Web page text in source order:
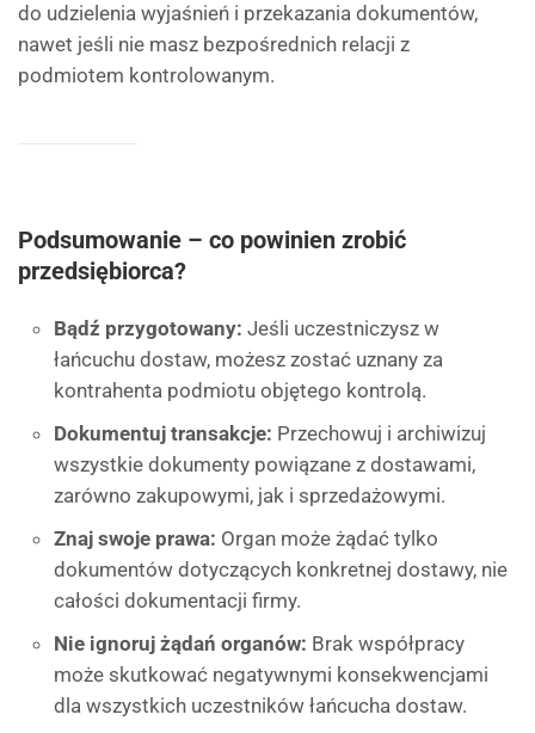
do udzielenia wyjaśnień i przekazania dokumentów,
nawet jeśli nie masz bezpośrednich relacji z
podmiotem kontrolowanym.
Podsumowanie – co powinien zrobić
przedsiębiorca?
Bądź przygotowany: Jeśli uczestniczysz w
łańcuchu dostaw, możesz zostać uznany za
kontrahenta podmiotu objętego kontrolą.
Dokumentuj transakcje: Przechowuj i archiwizuj
wszystkie dokumenty powiązane z dostawami,
zarówno zakupowymi, jak i sprzedażowymi.
Znaj swoje prawa: Organ może żądać tylko
dokumentów dotyczących konkretnej dostawy, nie
całości dokumentacji firmy.
Nie ignoruj żądań organów: Brak współpracy
może skutkować negatywnymi konsekwencjami
dla wszystkich uczestników łańcucha dostaw.